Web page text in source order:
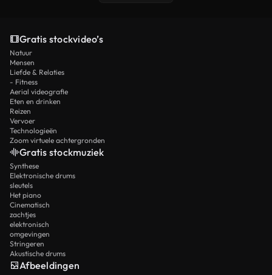
Gratis stockvideo’s
Natuur
Mensen
Liefde & Relaties
- Fitness
Aerial videografie
Eten en drinken
Reizen
Vervoer
Technologieën
Zoom virtuele achtergronden
Gratis stockmuziek
Synthese
Elektronische drums
sleutels
Het piano
Cinematisch
zachtjes
elektronisch
omgevingen
Stringeren
Akustische drums
Afbeeldingen